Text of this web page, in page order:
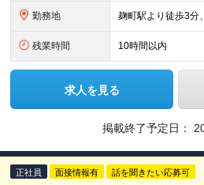
勤務地
残業時間 10時間以内
求人を見る
掲載終了予定日：
正社員 面接情報有 話を聞きたい応募可